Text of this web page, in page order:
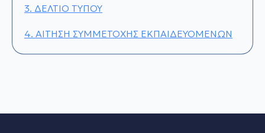
3. ΔΕΛΤΙΟ ΤΥΠΟΥ
4. ΑΙΤΗΣΗ ΣΥΜΜΕΤΟΧΗΣ ΕΚΠΑΙΔΕΥΟΜΕΝΩΝ